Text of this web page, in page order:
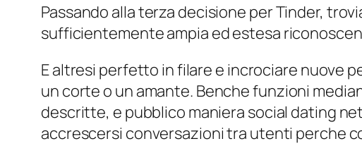
Passando alla terza decisione per Tinder,
sufficientemente ampia ed estesa
E altresi perfetto in filare e incrociare nuove
un corte o un amante. Benche funzioni
descritte, e pubblico maniera social dating
accrescersi conversazioni tra utenti perche